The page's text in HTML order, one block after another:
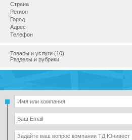
Страна
Регион
Город
Адрес
Телефон
Товары и услуги (10)
Разделы и рубрики